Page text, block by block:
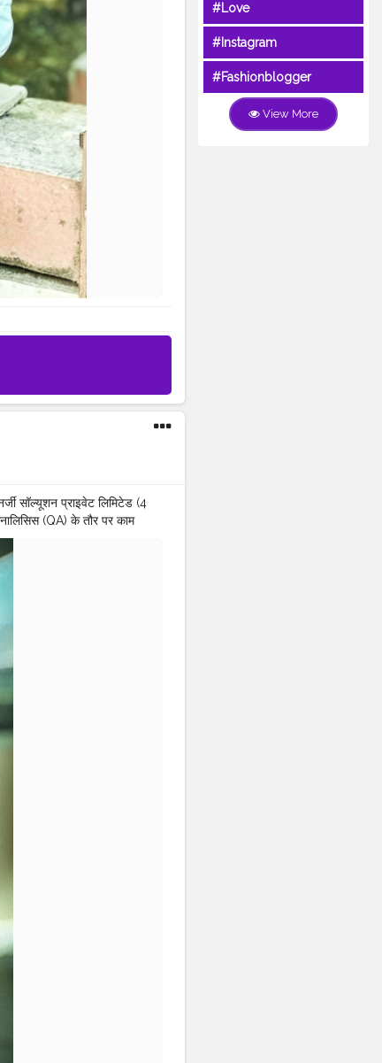
सॉल्यूशन प्राइवेट लिमिटेड (4
(QA) के तौर पर काम
हुए थे, उसके बाद उन्होंने
और टाटा गोशन ग्रीन एनर्जी
✨ ❤️
#Love
#Instagram
#Fashionblogger
View More